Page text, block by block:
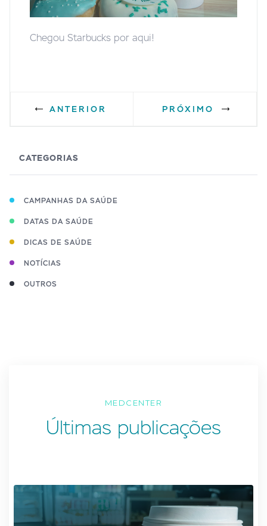
Chegou Starbucks por aqui!
ANTERIOR PRÓXIMO
CATEGORIAS
CAMPANHAS DA SAÚDE
DATAS DA SAÚDE
DICAS DE SAÚDE
NOTÍCIAS
OUTROS
MEDCENTER
Últimas publicações